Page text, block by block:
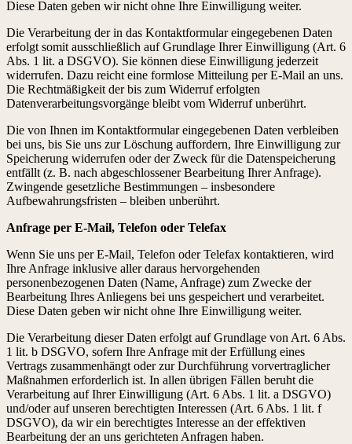
Diese Daten geben wir nicht ohne Ihre Einwilligung weiter.
Die Verarbeitung der in das Kontaktformular eingegebenen Daten
erfolgt somit ausschließlich auf Grundlage Ihrer Einwilligung (Art. 6
Abs. 1 lit. a DSGVO). Sie können diese Einwilligung jederzeit
widerrufen. Dazu reicht eine formlose Mitteilung per E-Mail an uns.
Die Rechtmäßigkeit der bis zum Widerruf erfolgten
Datenverarbeitungsvorgänge bleibt vom Widerruf unberührt.
Die von Ihnen im Kontaktformular eingegebenen Daten verbleiben
bei uns, bis Sie uns zur Löschung auffordern, Ihre Einwilligung zur
Speicherung widerrufen oder der Zweck für die Datenspeicherung
entfällt (z. B. nach abgeschlossener Bearbeitung Ihrer Anfrage).
Zwingende gesetzliche Bestimmungen – insbesondere
Aufbewahrungsfristen – bleiben unberührt.
Anfrage per E-Mail, Telefon oder Telefax
Wenn Sie uns per E-Mail, Telefon oder Telefax kontaktieren, wird
Ihre Anfrage inklusive aller daraus hervorgehenden
personenbezogenen Daten (Name, Anfrage) zum Zwecke der
Bearbeitung Ihres Anliegens bei uns gespeichert und verarbeitet.
Diese Daten geben wir nicht ohne Ihre Einwilligung weiter.
Die Verarbeitung dieser Daten erfolgt auf Grundlage von Art. 6 Abs.
1 lit. b DSGVO, sofern Ihre Anfrage mit der Erfüllung eines
Vertrags zusammenhängt oder zur Durchführung vorvertraglicher
Maßnahmen erforderlich ist. In allen übrigen Fällen beruht die
Verarbeitung auf Ihrer Einwilligung (Art. 6 Abs. 1 lit. a DSGVO)
und/oder auf unseren berechtigten Interessen (Art. 6 Abs. 1 lit. f
DSGVO), da wir ein berechtigtes Interesse an der effektiven
Bearbeitung der an uns gerichteten Anfragen haben.